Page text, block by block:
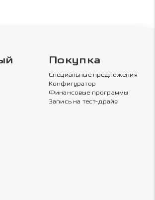
Покупка
Специальные предложения
Конфигуратор
Финансовые программы
Запись на тест-драйв